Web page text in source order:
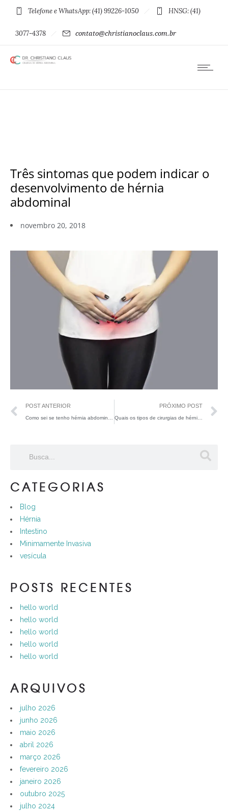
Telefone e WhatsApp: (41) 99226-1050 HNSG: (41)
3077-4378 contato@christianoclaus.com.br
Três sintomas que podem indicar o
desenvolvimento de hérnia
abdominal
novembro 20, 2018
POST ANTERIOR PRÓXIMO POST
Quais os tipos de cirurgias de hérnia abdominal?
CATEGORIAS
Blog
Hérnia
Intestino
Minimamente Invasiva
vesícula
POSTS RECENTES
hello world
hello world
hello world
hello world
hello world
ARQUIVOS
julho 2026
junho 2026
maio 2026
abril 2026
março 2026
fevereiro 2026
janeiro 2026
outubro 2025
julho 2024